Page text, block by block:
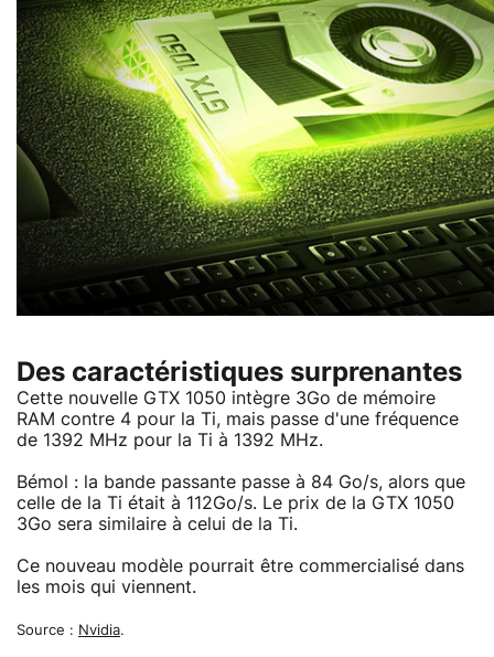
Des caractéristiques surprenantes
Cette nouvelle GTX 1050 intègre 3Go de mémoire
RAM contre 4 pour la Ti, mais passe d'une fréquence
de 1392 MHz pour la Ti à 1392 MHz.
Bémol : la bande passante passe à 84 Go/s, alors que
celle de la Ti était à 112Go/s. Le prix de la GTX 1050
3Go sera similaire à celui de la Ti.
Ce nouveau modèle pourrait être commercialisé dans
les mois qui viennent.
Source : Nvidia.